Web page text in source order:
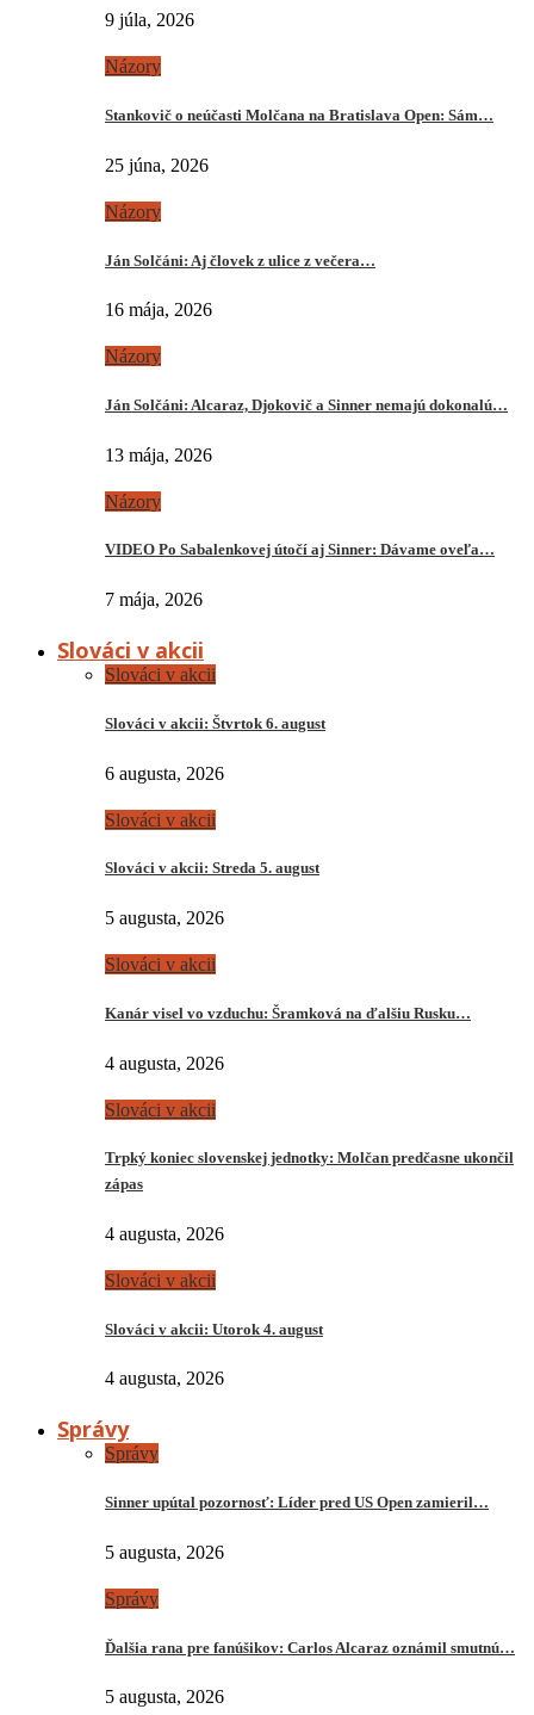
9 júla, 2026
Názory
Stankovič o neúčasti Molčana na Bratislava Open: Sám…
25 júna, 2026
Názory
Ján Solčáni: Aj človek z ulice z večera…
16 mája, 2026
Názory
Ján Solčáni: Alcaraz, Djokovič a Sinner nemajú dokonalú…
13 mája, 2026
Názory
VIDEO Po Sabalenkovej útočí aj Sinner: Dávame oveľa…
7 mája, 2026
Slováci v akcii
Slováci v akcii
Slováci v akcii: Štvrtok 6. august
6 augusta, 2026
Slováci v akcii
Slováci v akcii: Streda 5. august
5 augusta, 2026
Slováci v akcii
Kanár visel vo vzduchu: Šramková na ďalšiu Rusku…
4 augusta, 2026
Slováci v akcii
Trpký koniec slovenskej jednotky: Molčan predčasne ukončil
zápas
4 augusta, 2026
Slováci v akcii
Slováci v akcii: Utorok 4. august
4 augusta, 2026
Správy
Správy
Sinner upútal pozornosť: Líder pred US Open zamieril…
5 augusta, 2026
Správy
Ďalšia rana pre fanúšikov: Carlos Alcaraz oznámil smutnú…
5 augusta, 2026